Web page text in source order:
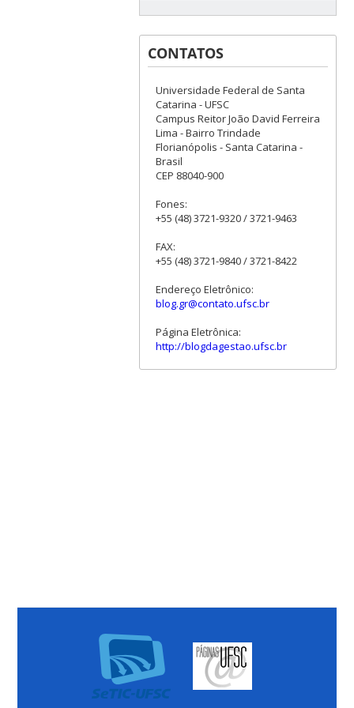
CONTATOS
Universidade Federal de Santa
Catarina - UFSC
Campus Reitor João David Ferreira
Lima - Bairro Trindade
Florianópolis - Santa Catarina -
Brasil
CEP 88040-900
Fones:
+55 (48) 3721-9320 / 3721-9463
FAX:
+55 (48) 3721-9840 / 3721-8422
Endereço Eletrônico:
blog.gr@contato.ufsc.br
Página Eletrônica:
http://blogdagestao.ufsc.br